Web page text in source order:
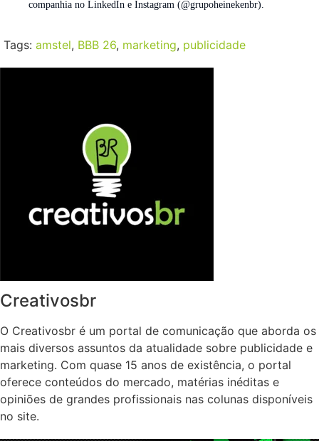
companhia no LinkedIn e Instagram (@grupoheinekenbr).
Tags: amstel, BBB 26, marketing, publicidade
Creativosbr
O Creativosbr é um portal de comunicação que aborda os
mais diversos assuntos da atualidade sobre publicidade e
marketing. Com quase 15 anos de existência, o portal
oferece conteúdos do mercado, matérias inéditas e
opiniões de grandes profissionais nas colunas disponíveis
no site.